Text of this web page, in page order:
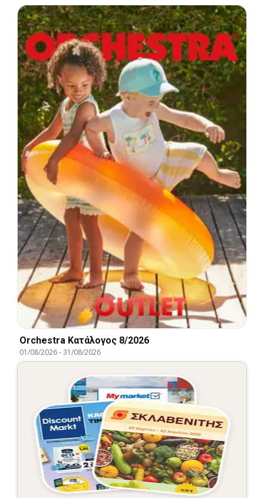
Orchestra Kατάλογος 8/2026
01/08/2026-31/08/2026